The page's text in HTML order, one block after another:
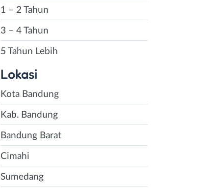
1 – 2 Tahun
3 – 4 Tahun
5 Tahun Lebih
Lokasi
Kota Bandung
Kab. Bandung
Bandung Barat
Cimahi
Sumedang